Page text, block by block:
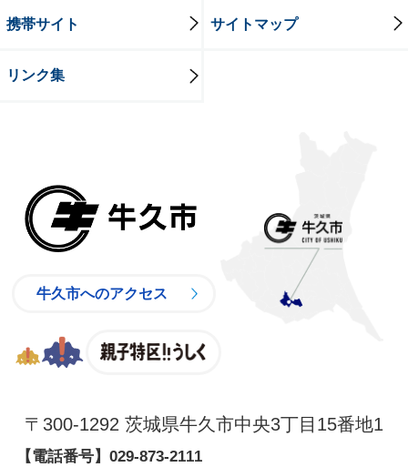
携帯サイト サイトマップ
リンク集
牛久市へのアクセス
〒300-1292 茨城県牛久市中央3丁目15番地1
【電話番号】 029-873-2111